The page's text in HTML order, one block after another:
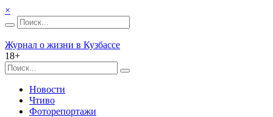
×
Журнал о жизни в Кузбассе
18+
Новости
Чтиво
Фоторепортажи